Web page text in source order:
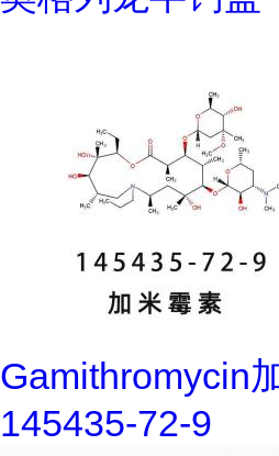
Gamithromycin
145435-72-9